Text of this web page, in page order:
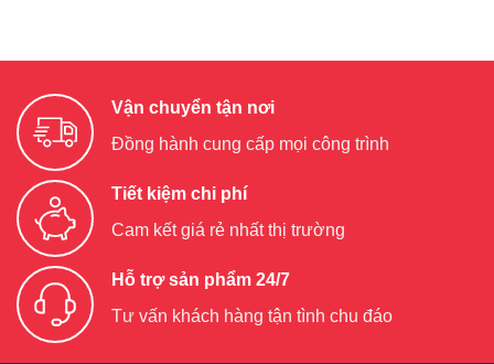
Vận chuyển tận nơi
Đồng hành cung cấp mọi công trình
Tiết kiệm chi phí
Cam kết giá rẻ nhất thị trường
Hỗ trợ sản phẩm 24/7
Tư vấn khách hàng tận tình chu đáo